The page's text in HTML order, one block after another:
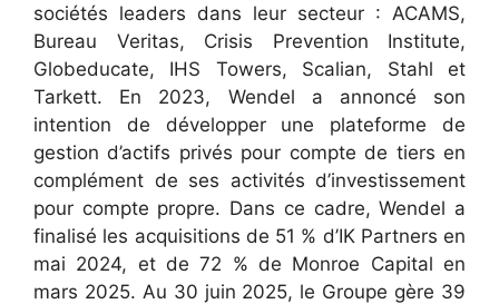
sociétés leaders dans leur secteur : ACAMS,
Bureau Veritas, Crisis Prevention Institute,
Globeducate, IHS Towers, Scalian, Stahl et
Tarkett. En 2023, Wendel a annoncé son
intention de développer une plateforme de
gestion d’actifs privés pour compte de tiers en
complément de ses activités d’investissement
pour compte propre. Dans ce cadre, Wendel a
finalisé les acquisitions de 51 % d’IK Partners en
mai 2024, et de 72 % de Monroe Capital en
mars 2025. Au 30 juin 2025, le Groupe gère 39